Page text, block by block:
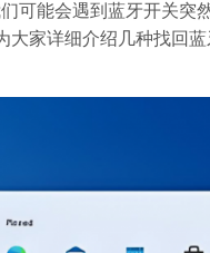
可能会遇到蓝牙开关突
大家详细介绍几种找回